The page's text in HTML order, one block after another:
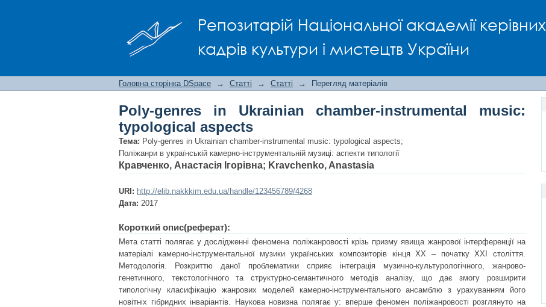
Репозитарій Національної академії керівних
кадрів культури і мистецтв України
Головна сторінка DSpace → Статті → Статті → Перегляд матеріалів
Poly-genres in Ukrainian chamber-instrumental music:
typological aspects
Тема: Poly-genres in Ukrainian chamber-instrumental music: typological aspects;
Поліжанри в українській камерно-інструментальній музиці: аспекти типології
Кравченко, Анастасія Ігорівна; Kravchenko, Anastasia
URI: http://elib.nakkkim.edu.ua/handle/123456789/4268
Дата: 2017
Короткий опис(реферат):
Мета статті полягає у дослідженні феномена поліжанровості крізь призму явища жанрової інтерференції на
матеріалі камерно-інструментальної музики українських композиторів кінця ХХ – початку ХХІ століття.
Методологія. Розкриттю даної проблематики сприяє інтеграція музично-культурологічного, жанрово-
генетичного, текстологічного та структурно-семантичного методів аналізу, що дає змогу розширити
типологічну класифікацію жанрових моделей камерно-інструментального ансамблю з урахуванням його
новітніх гібридних інваріантів. Наукова новизна полягає у: вперше феномен поліжанровості розглянуто на